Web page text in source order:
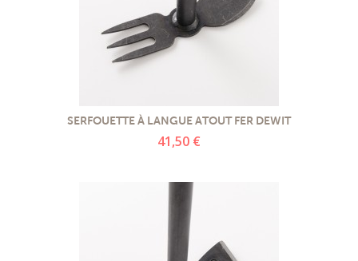
SERFOUETTE À LANGUE ATOUT FER DEWIT
41,50 €